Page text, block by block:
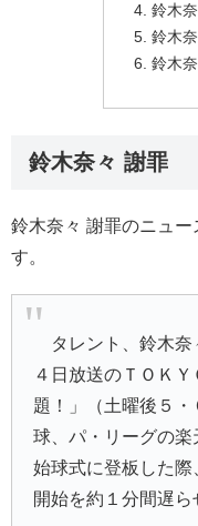
鈴木
鈴木
鈴木
鈴木奈々 謝罪
鈴木奈々 謝罪のニュ
す。
タレント、鈴木奈
４日放送のＴＯＫ
題！
」（土曜後５
球、パ・リーグの楽
始球式に登板した
開始を約１分間遅ら